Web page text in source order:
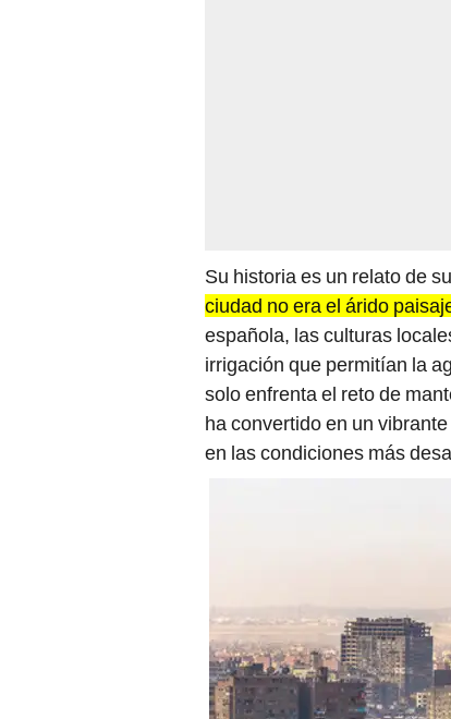
Su historia es un relato de
ciudad no era el árido
española, las culturas
irrigación que permitían la
solo enfrenta el reto de
ha convertido en un vibrante
en las condiciones más